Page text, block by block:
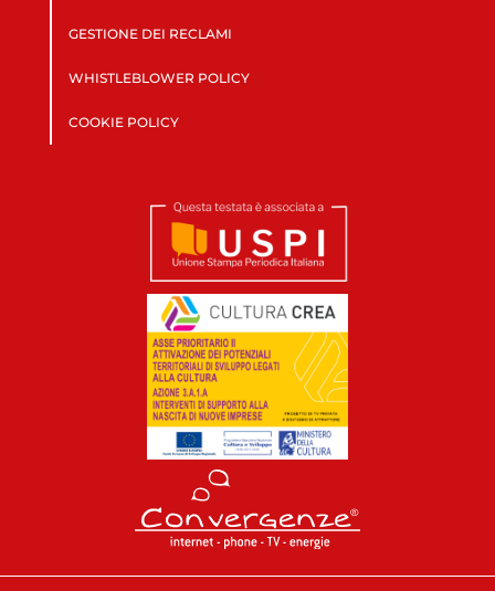
GESTIONE DEI RECLAMI
WHISTLEBLOWER POLICY
COOKIE POLICY